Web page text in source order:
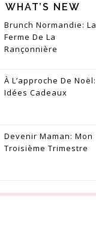
WHAT’S NEW
Brunch Normandie: La
Ferme De La
Rançonnière
À L’approche De Noël:
Idées Cadeaux
Devenir Maman: Mon
Troisième Trimestre